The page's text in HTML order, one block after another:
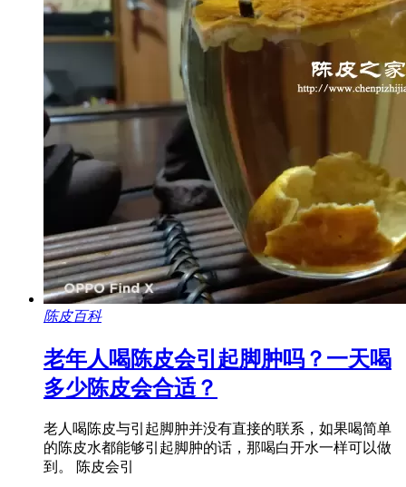
陈皮百科
老年人喝陈皮会引起脚肿吗？一天喝
多少陈皮会合适？
老人喝陈皮与引起脚肿并没有直接的联系，如果喝简单
的陈皮水都能够引起脚肿的话，那喝白开水一样可以做
到。 陈皮会引